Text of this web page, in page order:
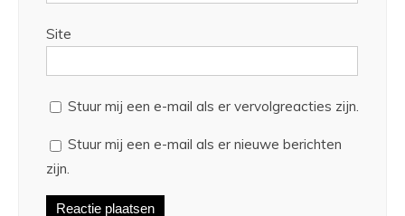
Site
Stuur mij een e-mail als er vervolgreacties zijn.
Stuur mij een e-mail als er nieuwe berichten
zijn.